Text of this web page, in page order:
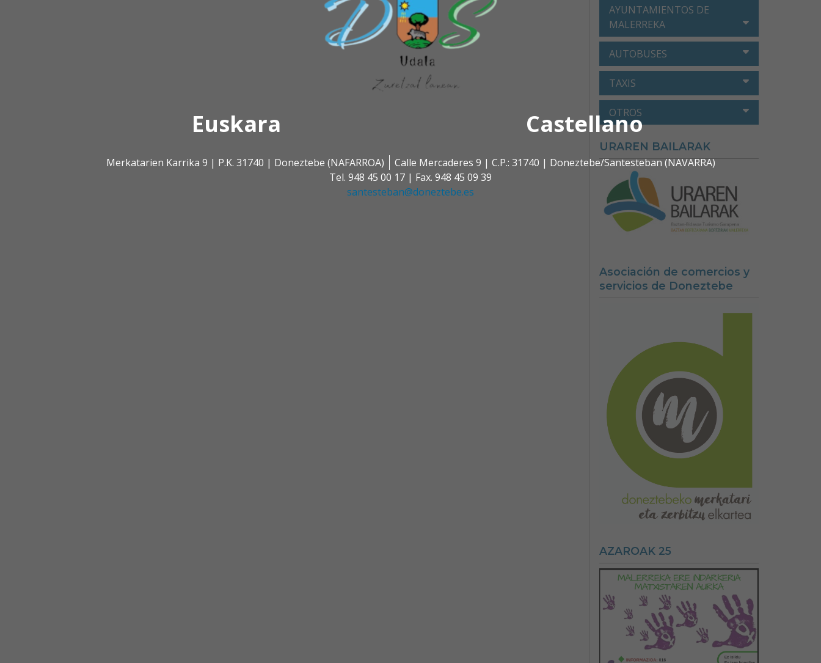
Euskara Castellano
Merkatarien Karrika 9 | P.K. 31740 | Doneztebe (NAFARROA)
Calle Mercaderes 9 | C.P.: 31740 | Doneztebe/Santesteban (NAVARRA)
Tel. 948 45 00 17 | Fax. 948 45 09 39
santesteban@doneztebe.es
AYUNTAMIENTOS DE
MALERREKA
AUTOBUSES
TAXIS
OTROS
URAREN BAILARAK
Asociación de comercios y
servicios de Doneztebe
AZAROAK 25